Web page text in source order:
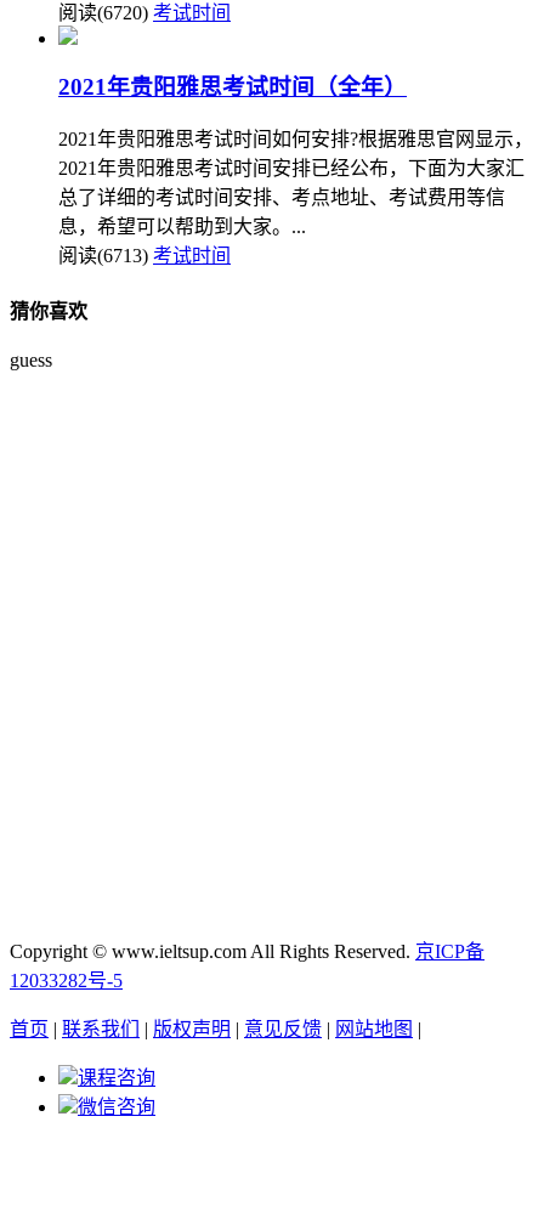
阅读(6720) 考试时间
2021年贵阳雅思考试时间（全年）
2021年贵阳雅思考试时间如何安排?根据雅思官网显示，
2021年贵阳雅思考试时间安排已经公布，下面为大家汇
总了详细的考试时间安排、考点地址、考试费用等信
息，希望可以帮助到大家。...
阅读(6713) 考试时间
猜你喜欢
guess
Copyright © www.ieltsup.com All Rights Reserved. 京ICP备
12033282号-5
首页 | 联系我们 | 版权声明 | 意见反馈 | 网站地图 |
课程咨询
微信咨询